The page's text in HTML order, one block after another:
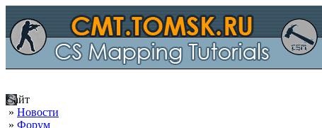
Сайт
» Новости
» Форум